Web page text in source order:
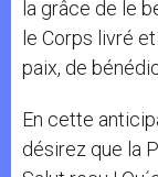
la grâce de le
le Corps livré
paix, de
En cette
désirez que la